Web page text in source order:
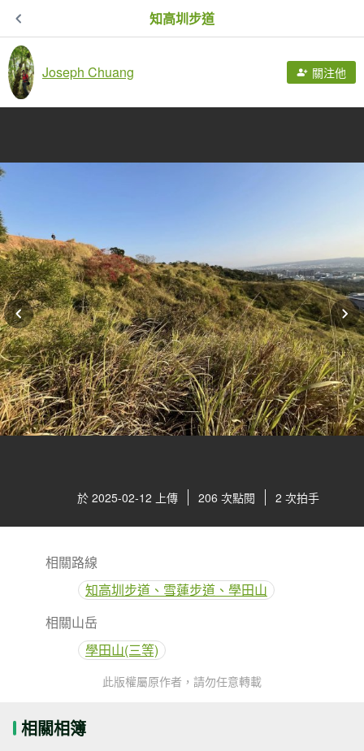
知高圳步道
Joseph Chuang 關注他
於 2025-02-12 上傳 206 次點閱 2 次拍手
相關路線
知高圳步道、雪蓮步道、學田山
相關山岳
學田山(三等)
此版權屬原作者，請勿任意轉載
相關相簿